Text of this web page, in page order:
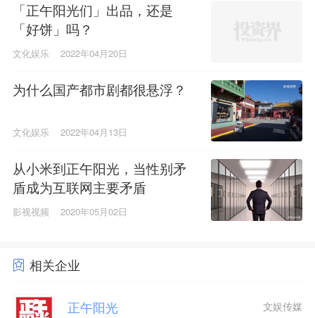
「正午阳光们」出品，还是
「好饼」吗？
文化娱乐 2022年04月20日
为什么国产都市剧都很悬浮？
文化娱乐 2022年04月13日
从小米到正午阳光，当性别矛
盾成为互联网主要矛盾
影视视频 2020年05月02日
相关企业
正午阳光 文娱传媒